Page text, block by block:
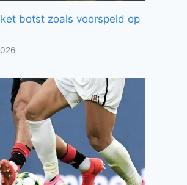
botst zoals voorspeld op